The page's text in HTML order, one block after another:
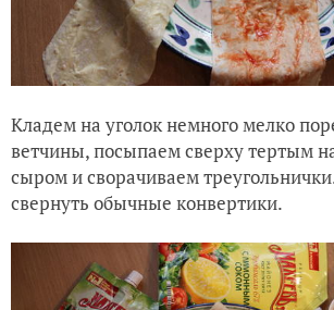
Кладем на уголок немного мелко
ветчины, посыпаем сверху тертым
сыром и сворачиваем
свернуть обычные конвертики.